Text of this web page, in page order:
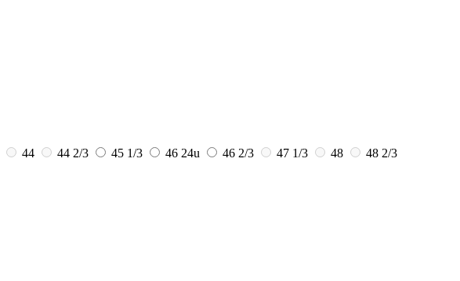
44 44 2/3 45 1/3 46 24u 46 2/3 47 1/3 48
48 2/3